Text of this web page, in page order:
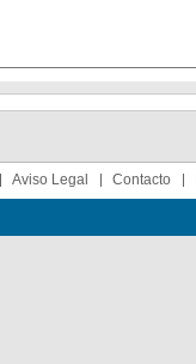
Aviso Legal Contacto